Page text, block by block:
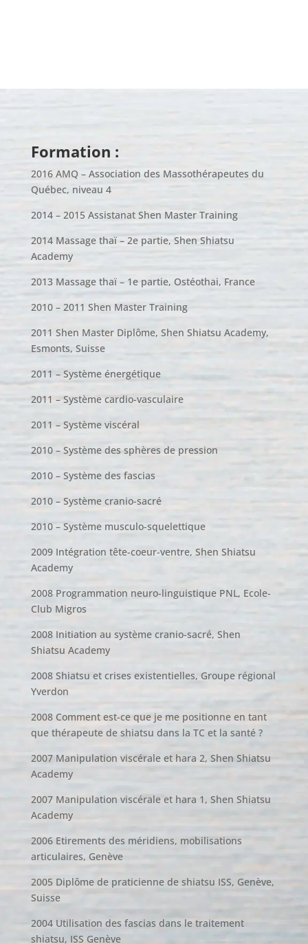
Formation :
2016 AMQ – Association des Massothérapeutes du
Québec, niveau 4
2014 – 2015 Assistanat Shen Master Training
2014 Massage thaï – 2e partie, Shen Shiatsu
Academy
2013 Massage thaï – 1e partie, Ostéothai, France
2010 – 2011 Shen Master Training
2011 Shen Master Diplôme, Shen Shiatsu Academy,
Esmonts, Suisse
2011 – Système énergétique
2011 – Système cardio-vasculaire
2011 – Système viscéral
2010 – Système des sphères de pression
2010 – Système des fascias
2010 – Système cranio-sacré
2010 – Système musculo-squelettique
2009 Intégration tête-coeur-ventre, Shen Shiatsu
Academy
2008 Programmation neuro-linguistique PNL, Ecole-
Club Migros
2008 Initiation au système cranio-sacré, Shen
Shiatsu Academy
2008 Shiatsu et crises existentielles, Groupe régional
Yverdon
2008 Comment est-ce que je me positionne en tant
que thérapeute de shiatsu dans la TC et la santé ?
2007 Manipulation viscérale et hara 2, Shen Shiatsu
Academy
2007 Manipulation viscérale et hara 1, Shen Shiatsu
Academy
2006 Etirements des méridiens, mobilisations
articulaires, Genève
2005 Diplôme de praticienne de shiatsu ISS, Genève,
Suisse
2004 Utilisation des fascias dans le traitement
shiatsu, ISS Genève